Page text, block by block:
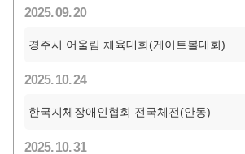
2025. 09. 20
경주시 어울림 체육대회(게이트볼대회)
2025. 10. 24
한국지체장애인협회 전국체전(안동)
2025. 10. 31